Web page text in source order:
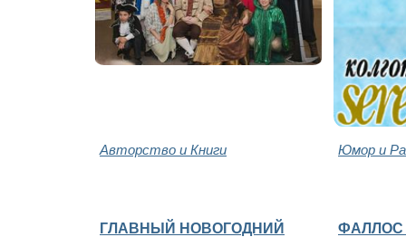
Авторство и Книги Юмор и
ГЛАВНЫЙ НОВОГОДНИЙ
ФАЛЛОС